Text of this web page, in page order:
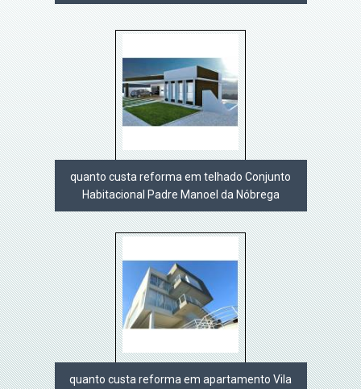
quanto custa reforma em telhado Conjunto
Habitacional Padre Manoel da Nóbrega
quanto custa reforma em apartamento Vila